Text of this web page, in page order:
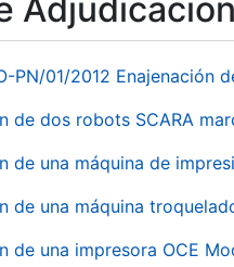
PN/01/2012
de dos robots SCARA
de una máquina de
de una máquina
de una impresora OCE